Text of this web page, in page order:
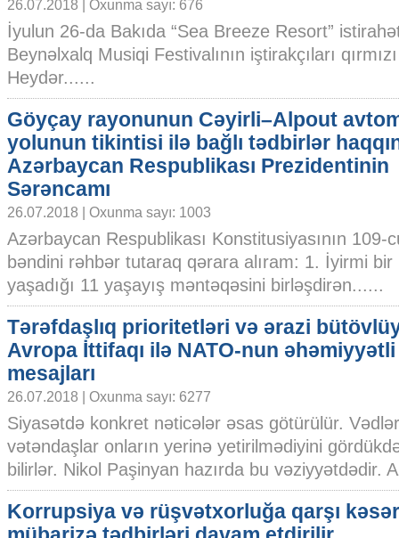
26.07.2018 | Oxunma sayı: 676
İyulun 26-da Bakıda “Sea Breeze Resort”
Beynəlxalq Musiqi Festivalının iştirakçıları
Heydər......
Göyçay rayonunun Cəyirli–Alpout
yolunun tikintisi ilə bağlı tədbirlər
Azərbaycan Respublikası Prezidentinin
Sərəncamı
26.07.2018 | Oxunma sayı: 1003
Azərbaycan Respublikası Konstitusiyasının 109-
bəndini rəhbər tutaraq qərara alıram: 1. İyirmi
yaşadığı 11 yaşayış məntəqəsini birləşdirən......
Tərəfdaşlıq prioritetləri və ərazi
Avropa İttifaqı ilə NATO-nun əhəmiyyətli
mesajları
26.07.2018 | Oxunma sayı: 6277
Siyasətdə konkret nəticələr əsas götürülür.
vətəndaşlar onların yerinə yetirilmədiyini
bilirlər. Nikol Paşinyan hazırda bu vəziyyətdədir.
Korrupsiya və rüşvətxorluğa qarşı